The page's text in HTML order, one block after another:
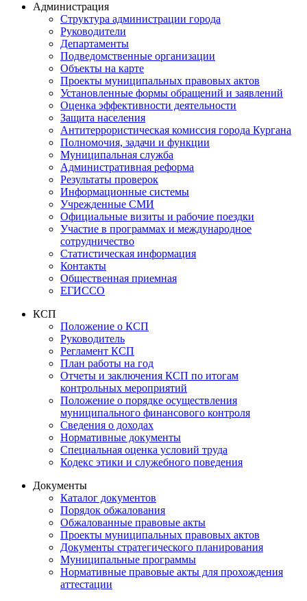
Администрация
Структура администрации города
Руководители
Департаменты
Подведомственные организации
Объекты на карте
Проекты муниципальных правовых актов
Установленные формы обращений и заявлений
Оценка эффективности деятельности
Защита населения
Антитеррористическая комиссия города Кургана
Полномочия, задачи и функции
Муниципальная служба
Административная реформа
Результаты проверок
Информационные системы
Учрежденные СМИ
Официальные визиты и рабочие поездки
Участие в программах и международное
сотрудничество
Статистическая информация
Контакты
Общественная приемная
ЕГИССО
КСП
Положение о КСП
Руководитель
Регламент КСП
План работы на год
Отчеты и заключения КСП по итогам
контрольных мероприятий
Положение о порядке осуществления
муниципального финансового контроля
Сведения о доходах
Нормативные документы
Специальная оценка условий труда
Кодекс этики и служебного поведения
Документы
Каталог документов
Порядок обжалования
Обжалованные правовые акты
Проекты муниципальных правовых актов
Документы стратегического планирования
Муниципальные программы
Нормативные правовые акты для прохождения
аттестации